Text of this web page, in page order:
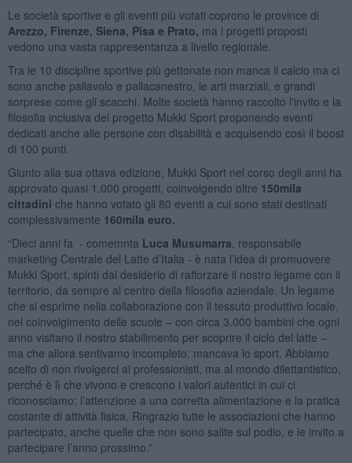
Le società sportive e gli eventi più votati coprono le province di
Arezzo, Firenze, Siena, Pisa e Prato, ma i progetti proposti
vedono una vasta rappresentanza a livello regionale.
Tra le 10 discipline sportive più gettonate non manca il calcio ma ci
sono anche pallavolo e pallacanestro, le arti marziali, e grandi
sorprese come gli scacchi. Molte società hanno raccolto l'invito e la
filosofia inclusiva del progetto Mukki Sport proponendo eventi
dedicati anche alle persone con disabilità e acquisendo così il boost
di 100 punti.
Giunto alla sua ottava edizione, Mukki Sport nel corso degli anni ha
approvato quasi 1.000 progetti, coinvolgendo oltre 150mila
cittadini che hanno votato gli 80 eventi a cui sono stati destinati
complessivamente 160mila euro.
“Dieci anni fa - comemnta Luca Musumarra , responsabile
marketing Centrale del Latte d’Italia - è nata l’idea di promuovere
Mukki Sport, spinti dal desiderio di rafforzare il nostro legame con il
territorio, da sempre al centro della filosofia aziendale. Un legame
che si esprime nella collaborazione con il tessuto produttivo locale,
nel coinvolgimento delle scuole – con circa 3.000 bambini che ogni
anno visitano il nostro stabilimento per scoprire il ciclo del latte –
ma che allora sentivamo incompleto: mancava lo sport. Abbiamo
scelto di non rivolgerci ai professionisti, ma al mondo dilettantistico,
perché è lì che vivono e crescono i valori autentici in cui ci
riconosciamo: l’attenzione a una corretta alimentazione e la pratica
costante di attività fisica. Ringrazio tutte le associazioni che hanno
partecipato, anche quelle che non sono salite sul podio, e le invito a
partecipare l’anno prossimo.”